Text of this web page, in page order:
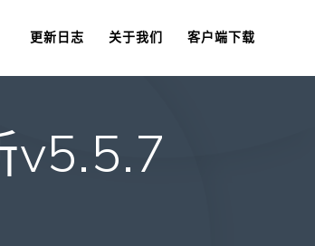
更新日志 关于我们 客户端下载
v5.5.7